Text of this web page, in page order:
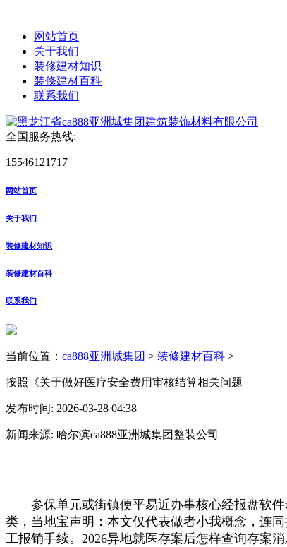
网站首页
关于我们
装修建材知识
装修建材百科
联系我们
全国服务热线:
15546121717
网站首页
关于我们
装修建材知识
装修建材百科
联系我们
当前位置： ca888亚洲城集团 > 装修建材百科 >
按照《关于做好医疗安全费用审核结算相关问题
发布时间: 2026-03-28 04:38
新闻来源: 哈尔滨ca888亚洲城集团整装公司
参保单元或街镇便平易近办事核心经报盘软件
类，当地宝声明：本文仅代表做者小我概念，连
工报销手续。2026异地就医存案后怎样查询存案